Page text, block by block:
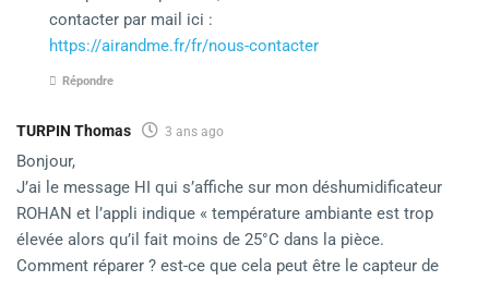
contacter par mail ici :
https://airandme.fr/fr/nous-contacter
Répondre
TURPIN Thomas 3 ans ago
Bonjour,
J’ai le message HI qui s’affiche sur mon déshumidificateur
ROHAN et l’appli indique « température ambiante est trop
élevée alors qu’il fait moins de 25°C dans la pièce.
Comment réparer ? est-ce que cela peut être le capteur de